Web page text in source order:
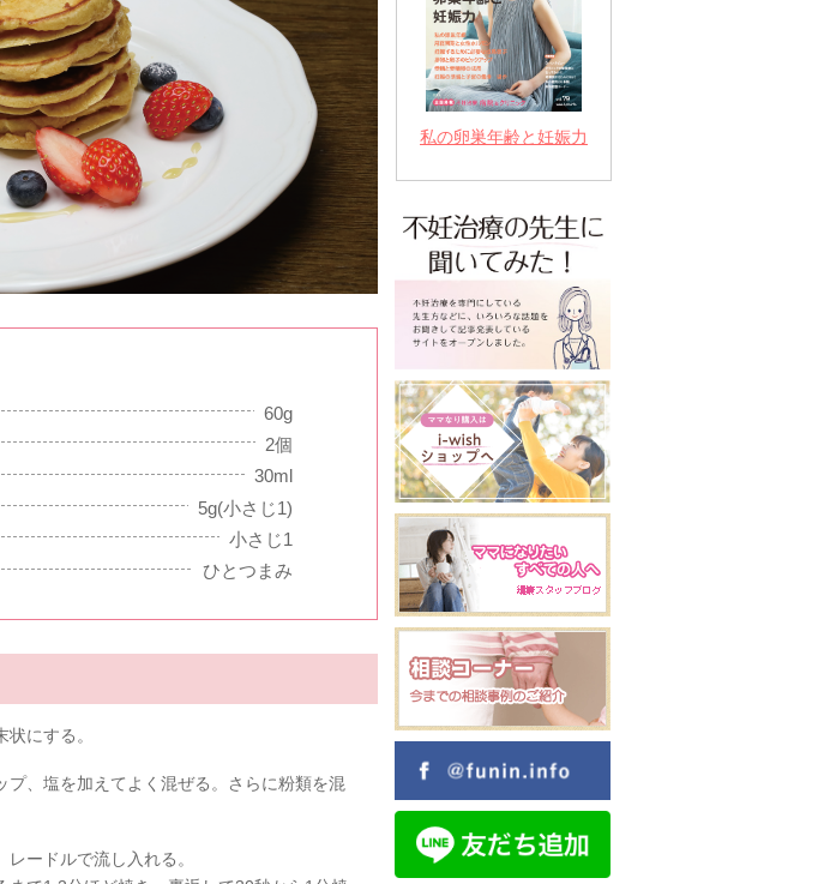
60g
2個
30ml
5g(小さじ1)
小さじ1
ひとつまみ
にする。
、塩を加えてよく混ぜる。さらに粉類を混
ードルで流し入れる。
私の卵巣年齢と妊娠力